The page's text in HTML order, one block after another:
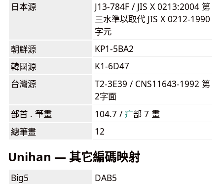
日本源
J13-784F / JIS X 0213:2004 第
三水準以取代 JIS X 0212-1990
字元
朝鮮源
KP1-5BA2
韓國源
K1-6D47
台灣源
T2-3E39 / CNS11643-1992 第
2字面
部首 . 筆畫
104.7 /⽧部 7 畫
總筆畫
12
Unihan — 其它編碼映射
Big5
DAB5